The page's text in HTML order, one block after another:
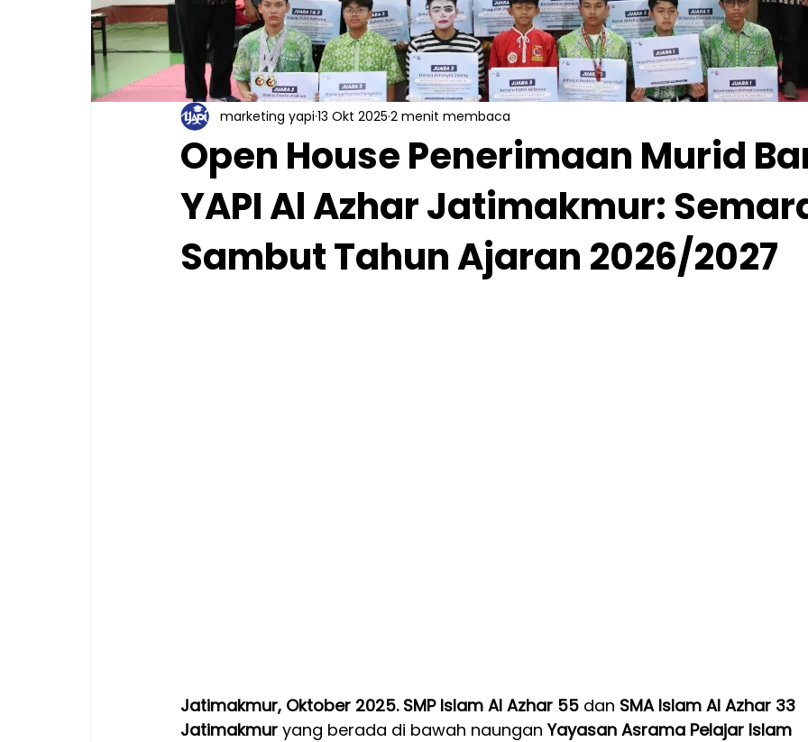
Open House Penerimaan Murid
YAPI Al Azhar Jatimakmur:
Sambut Tahun Ajaran 2026/2027
marketing yapi 13 Okt 2025 2 menit membaca
Jatimakmur, Oktober 2025. SMP Islam Al Azhar 55 dan SMA Islam Al Azhar 33
Jatimakmur yang berada di bawah naungan Yayasan Asrama Pelajar Islam